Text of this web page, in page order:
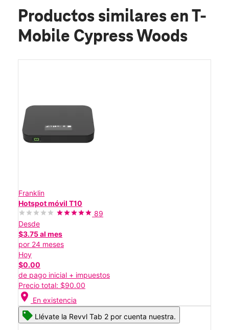
Productos similares en T-
Mobile Cypress Woods
Franklin
Hotspot móvil T10
89
Desde
$3.75 al mes
por 24 meses
Hoy
$0.00
de pago inicial + impuestos
Precio total: $90.00
location_on En existencia
Llévate la Revvl Tab 2 por cuenta nuestra.